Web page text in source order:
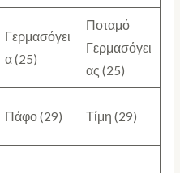
Γερμασόγει
α (25)
Ποταμό
Γερμασόγει
ας (25)
Πάφο (29) Τίμη (29)